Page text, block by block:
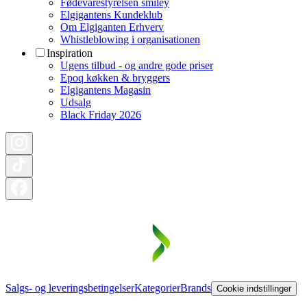
Fødevarestyrelsen smiley
Elgigantens Kundeklub
Om Elgiganten Erhverv
Whistleblowing i organisationen
Inspiration
Ugens tilbud - og andre gode priser
Epoq køkken & bryggers
Elgigantens Magasin
Udsalg
Black Friday 2026
Salgs- og leveringsbetingelserKategorierBrands Cookie indstillinger